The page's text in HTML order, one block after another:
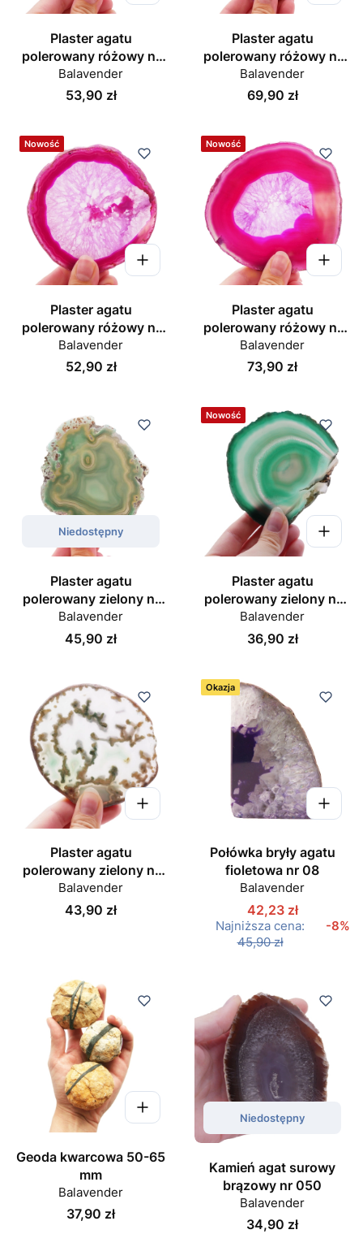
Plaster agatu
polerowany różowy nr
070
Balavender
Cena
53,90 zł
Plaster agatu
polerowany różowy nr
071
Balavender
Cena
69,90 zł
Nowość
Plaster agatu
polerowany różowy nr
072
Balavender
Cena
52,90 zł
Nowość
Plaster agatu
polerowany różowy nr
073
Balavender
Cena
73,90 zł
Niedostępny
Plaster agatu
polerowany zielony nr
057
Balavender
Cena
45,90 zł
Nowość
Plaster agatu
polerowany zielony nr
063
Balavender
Cena
36,90 zł
Plaster agatu
polerowany zielony nr
064
Balavender
Cena
43,90 zł
Okazja
Połówka bryły agatu
fioletowa nr 08
Balavender
42,23 zł
Najniższa cena:
45,90 zł
-8%
Geoda kwarcowa 50-65
mm
Balavender
Cena
37,90 zł
Niedostępny
Kamień agat surowy
brązowy nr 050
Balavender
Cena
34,90 zł